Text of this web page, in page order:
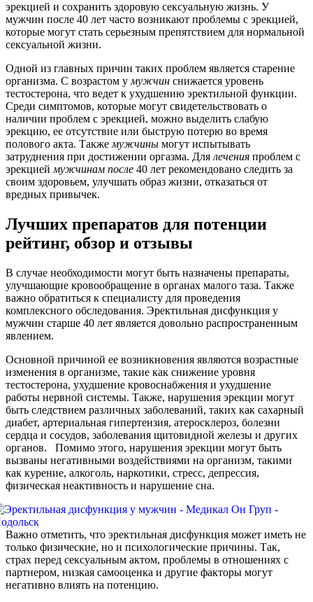
эрекцией и сохранить здоровую сексуальную жизнь. У
мужчин после 40 лет часто возникают проблемы с эрекцией,
которые могут стать серьезным препятствием для нормальной
сексуальной жизни.
Одной из главных причин таких проблем является старение
организма. С возрастом у мужчин снижается уровень
тестостерона, что ведет к ухудшению эректильной функции.
Среди симптомов, которые могут свидетельствовать о
наличии проблем с эрекцией, можно выделить слабую
эрекцию, ее отсутствие или быструю потерю во время
полового акта. Также мужчины могут испытывать
затруднения при достижении оргазма. Для лечения проблем с
эрекцией мужчинам после 40 лет рекомендовано следить за
своим здоровьем, улучшать образ жизни, отказаться от
вредных привычек.
Лучших препаратов для потенции
рейтинг, обзор и отзывы
В случае необходимости могут быть назначены препараты,
улучшающие кровообращение в органах малого таза. Также
важно обратиться к специалисту для проведения
комплексного обследования. Эректильная дисфункция у
мужчин старше 40 лет является довольно распространенным
явлением.
Основной причиной ее возникновения являются возрастные
изменения в организме, такие как снижение уровня
тестостерона, ухудшение кровоснабжения и ухудшение
работы нервной системы. Также, нарушения эрекции могут
быть следствием различных заболеваний, таких как сахарный
диабет, артериальная гипертензия, атеросклероз, болезни
сердца и сосудов, заболевания щитовидной железы и других
органов. Помимо этого, нарушения эрекции могут быть
вызваны негативными воздействиями на организм, такими
как курение, алкоголь, наркотики, стресс, депрессия,
физическая неактивность и нарушение сна.
Важно отметить, что эректильная дисфункция может иметь не
только физические, но и психологические причины. Так,
страх перед сексуальным актом, проблемы в отношениях с
партнером, низкая самооценка и другие факторы могут
негативно влиять на потенцию.